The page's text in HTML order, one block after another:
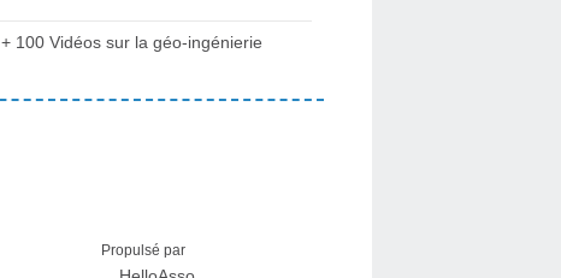
+ 100 Vidéos sur la géo-ingénierie
Propulsé par